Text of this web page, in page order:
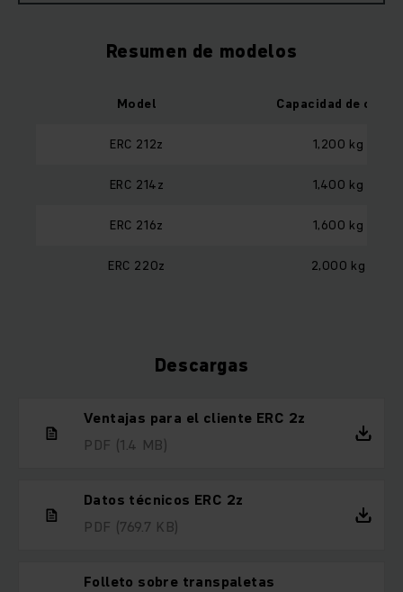
Resumen de modelos
Model Capacidad de carga
ERC 212z 1,200 kg
ERC 214z 1,400 kg
ERC 216z 1,600 kg
ERC 220z 2,000 kg
Descargas
Ventajas para el cliente ERC 2z
PDF (1.4 MB)
Datos técnicos ERC 2z
PDF (769.7 KB)
Folleto sobre transpaletas